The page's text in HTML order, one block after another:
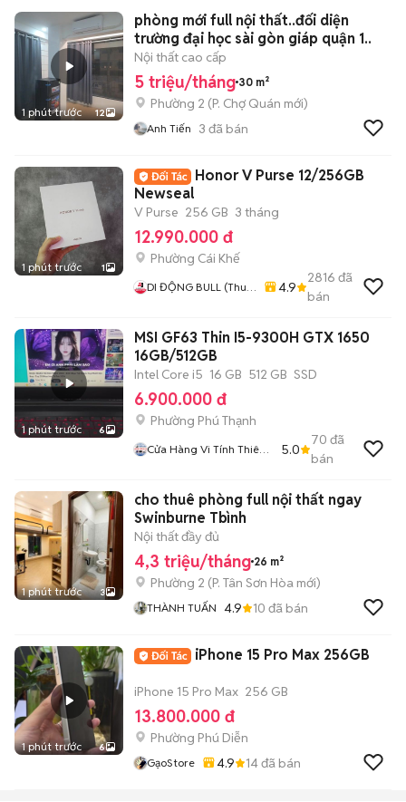
1 phút trước 12
phòng mới full nội thất..đối diện
trường đại học sài gòn giáp quận 1..
Nội thất cao cấp
5 triệu/tháng 30 m²
Phường 2 (P. Chợ Quán mới)
Anh Tiến 3 đã bán
1 phút trước 1
Honor V Purse 12/256GB
Newseal
V Purse 256 GB 3 tháng
12.990.000 đ
Phường Cái Khế
DI ĐỘNG BULL (Thu
4.9
2816 đã
bán
1 phút trước 6
MSI GF63 Thin I5-9300H GTX 1650
16GB/512GB
Intel Core i5 16 GB 512 GB SSD
6.900.000 đ
Phường Phú Thạnh
Cửa Hàng Vi Tính Thiên
5.0
70 đã
bán
1 phút trước 3
cho thuê phòng full nội thất ngay
Swinburne Tbình
Nội thất đầy đủ
4,3 triệu/tháng 26 m²
Phường 2 (P. Tân Sơn Hòa mới)
THÀNH TUẤN 4.9 10 đã bán
1 phút trước 6
iPhone 15 Pro Max 256GB
iPhone 15 Pro Max 256 GB
13.800.000 đ
Phường Phú Diễn
GạoStore 4.9 14đã bán